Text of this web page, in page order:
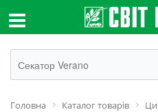
Головна Каталог товарів